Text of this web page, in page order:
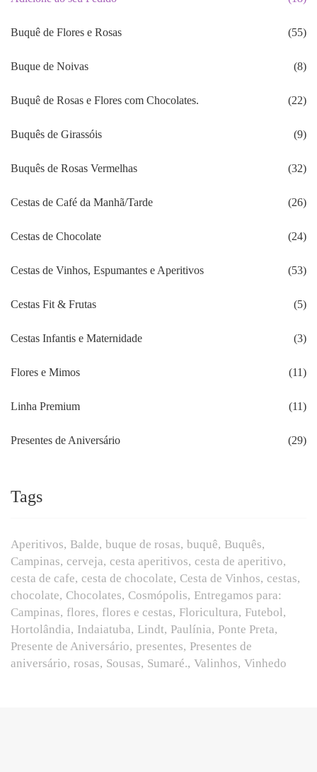
Buquê de Flores e Rosas (55)
Buque de Noivas (8)
Buquê de Rosas e Flores com Chocolates. (22)
Buquês de Girassóis (9)
Buquês de Rosas Vermelhas (32)
Cestas de Café da Manhã/Tarde (26)
Cestas de Chocolate (24)
Cestas de Vinhos, Espumantes e Aperitivos (53)
Cestas Fit & Frutas (5)
Cestas Infantis e Maternidade (3)
Flores e Mimos (11)
Linha Premium (11)
Presentes de Aniversário (29)
Tags
Aperitivos Balde buque de rosas buquê Buquês
Campinas cerveja cesta aperitivos cesta de aperitivo
cesta de cafe cesta de chocolate Cesta de Vinhos cestas
chocolate Chocolates Cosmópolis Entregamos para:
Campinas flores flores e cestas Floricultura Futebol
Hortolândia Indaiatuba Lindt Paulínia Ponte Preta
Presente de Aniversário presentes Presentes de
aniversário rosas Sousas Sumaré. Valinhos Vinhedo